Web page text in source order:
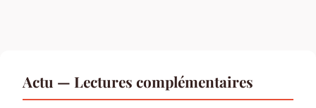
Actu — Lectures complémentaires